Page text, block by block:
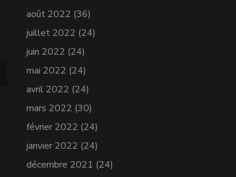
août 2022 (36)
juillet 2022 (24)
juin 2022 (24)
mai 2022 (24)
avril 2022 (24)
mars 2022 (30)
février 2022 (24)
janvier 2022 (24)
décembre 2021 (24)